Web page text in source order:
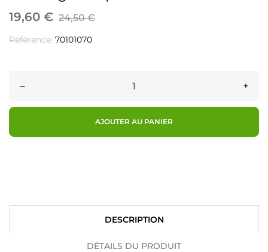
19,60 € 24,50 €
Référence: 70101070
– +
AJOUTER AU PANIER
DESCRIPTION
DÉTAILS DU PRODUIT